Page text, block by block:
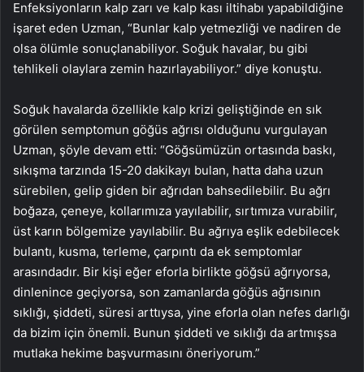
Enfeksiyonların kalp zarı ve kalp kası iltihabı yapabildiğine
işaret eden Uzman, “Bunlar kalp yetmezliği ve nadiren de
olsa ölümle sonuçlanabiliyor. Soğuk havalar, bu gibi
tehlikeli olaylara zemin hazırlayabiliyor.” diye konuştu.
Soğuk havalarda özellikle kalp krizi geliştiğinde en sık
görülen semptomun göğüs ağrısı olduğunu vurgulayan
Uzman, şöyle devam etti: “Göğsümüzün ortasında baskı,
sıkışma tarzında 15-20 dakikayı bulan, hatta daha uzun
sürebilen, gelip giden bir ağrıdan bahsedilebilir. Bu ağrı
boğaza, çeneye, kollarımıza yayılabilir, sırtımıza vurabilir,
üst karın bölgemize yayılabilir. Bu ağrıya eşlik edebilecek
bulantı, kusma, terleme, çarpıntı da ek semptomlar
arasındadır. Bir kişi eğer eforla birlikte göğsü ağrıyorsa,
dinlenince geçiyorsa, son zamanlarda göğüs ağrısının
sıklığı, şiddeti, süresi arttıysa, yine eforla olan nefes darlığı
da bizim için önemli. Bunun şiddeti ve sıklığı da artmışsa
mutlaka hekime başvurmasını öneriyorum.”